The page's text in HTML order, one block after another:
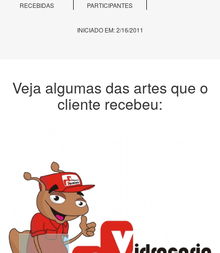
RECEBIDAS
PARTICIPANTES
INICIADO EM: 2/16/2011
Veja algumas das artes que o
cliente recebeu: